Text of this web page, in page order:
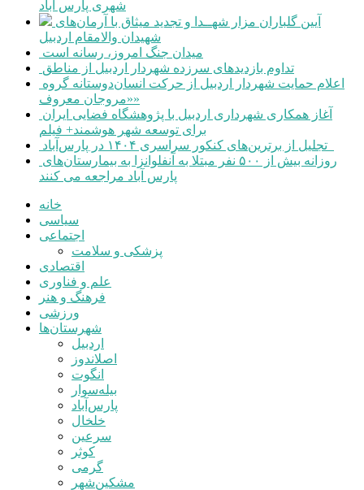
شهری پارس آباد
شهیدان والامقام اردبیل
میدان جنگ امروز، رسانه است
تداوم بازدیدهای سرزده شهردار اردبیل از مناطق
«مروجان معروف»
برای توسعه شهر هوشمند+ فیلم
پارس آباد مراجعه می کنند
خانه
سیاسی
اجتماعی
پزشکی و سلامت
اقتصادی
علم و فناوری
فرهنگ و هنر
ورزشی
شهرستان‌ها
اردبیل
اصلاندوز
انگوت
بیله‌سوار
پارس‌آباد
خلخال
سرعین
کوثر
گرمی
مشکین‌شهر